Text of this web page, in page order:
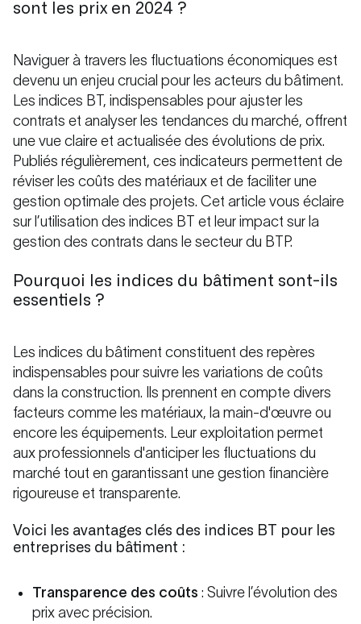
sont les prix en 2024 ?
Naviguer à travers les fluctuations économiques est
devenu un enjeu crucial pour les acteurs du bâtiment.
Les indices BT, indispensables pour ajuster les
contrats et analyser les tendances du marché, offrent
une vue claire et actualisée des évolutions de prix.
Publiés régulièrement, ces indicateurs permettent de
réviser les coûts des matériaux et de faciliter une
gestion optimale des projets. Cet article vous éclaire
sur l’utilisation des indices BT et leur impact sur la
gestion des contrats dans le secteur du BTP.
Pourquoi les indices du bâtiment sont-ils
essentiels ?
Les indices du bâtiment constituent des repères
indispensables pour suivre les variations de coûts
dans la construction. Ils prennent en compte divers
facteurs comme les matériaux, la main-d'œuvre ou
encore les équipements. Leur exploitation permet
aux professionnels d'anticiper les fluctuations du
marché tout en garantissant une gestion financière
rigoureuse et transparente.
Voici les avantages clés des indices BT pour les
entreprises du bâtiment :
Transparence des coûts : Suivre l’évolution des
prix avec précision.